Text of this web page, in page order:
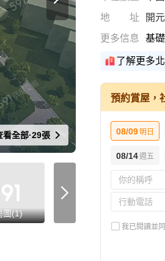
看全部·29張
圖(1)
地址
開元
更多信息
基
了解更多
預約賞屋，
08/09 明日
08/14週五
我已閱讀並